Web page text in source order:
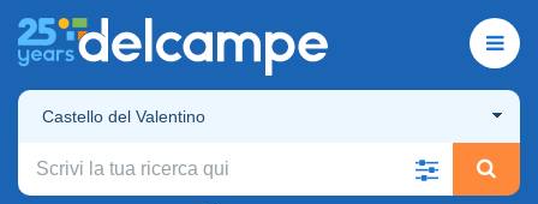
Castello del Valentino